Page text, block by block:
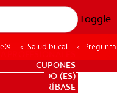
Toggle
PROFESIONALES
CUPONES
DO (ES)
SUSCRÍBASE
Salud bucal